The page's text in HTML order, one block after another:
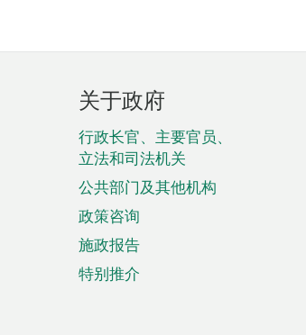
页
脚
菜
单
关于政府
行政长官、主要官员、
立法和司法机关
公共部门及其他机构
政策咨询
施政报告
特别推介